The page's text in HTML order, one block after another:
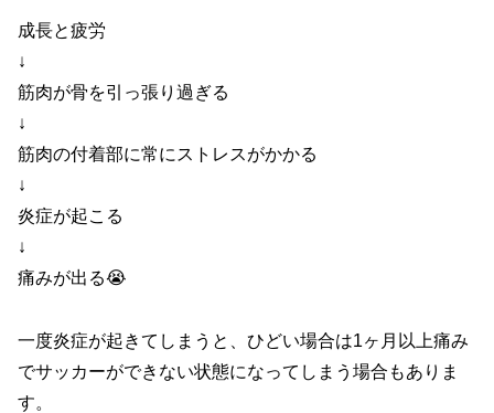
成長と疲労
↓
筋肉が骨を引っ張り過ぎる
↓
筋肉の付着部に常にストレスがかかる
↓
炎症が起こる
↓
痛みが出る😭
一度炎症が起きてしまうと、ひどい場合は1ヶ月以上痛み
でサッカーができない状態になってしまう場合もありま
す。